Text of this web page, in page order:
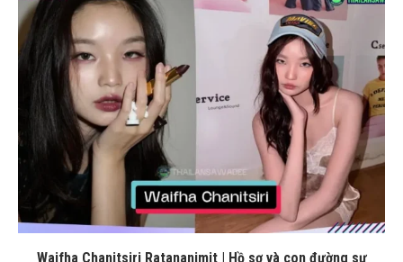
Waifha Chanitsiri Ratananimit | Hồ sơ và con đường sự